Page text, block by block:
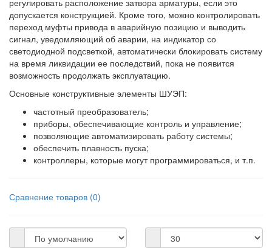
регулировать расположение затвора арматуры, если это
допускается конструкцией. Кроме того, можно контролировать
переход муфты привода в аварийную позицию и выводить
сигнал, уведомляющий об аварии, на индикатор со
светодиодной подсветкой, автоматически блокировать систему
на время ликвидации ее последствий, пока не появится
возможность продолжать эксплуатацию.
Основные конструктивные элементы ШУЭП:
частотный преобразователь;
приборы, обеспечивающие контроль и управление;
позволяющие автоматизировать работу системы;
обеспечить плавность пуска;
контроллеры, которые могут программироваться, и т.п.
Сравнение товаров (0)